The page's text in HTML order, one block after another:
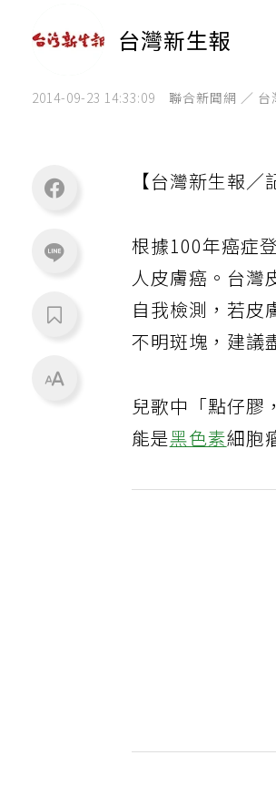
台灣新生報
2014-09-23 14:33:09 聯合新聞網 ／ 台
【台灣新生報／
根據100年癌症
人皮膚癌。台灣
自我檢測，若皮
不明斑塊，建議
兒歌中「點仔膠
能是黑色素細胞